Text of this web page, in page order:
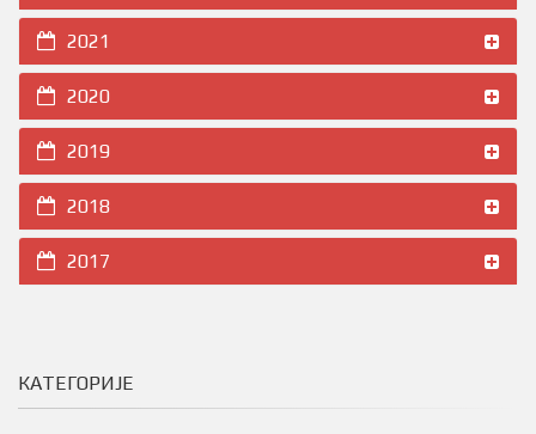
2021
2020
2019
2018
2017
КАТЕГОРИЈЕ